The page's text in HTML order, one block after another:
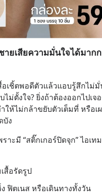
ยเสียความมั่นใจได้มาก
อเชิ้ตพอดีตัวแล้วแอบรู้สึกไม่มั่
ไม่ตั้งใจ? ยิ่งถ้าต้องออกไปเจ
ห้ไม่กล้าขยับตัวเต็มที่ หรือเ
บัง
ะมี “สติ๊กเกอร์ปิดจุก” ไอเท
สื้อรัดรูป
ฟิตเนส หรือเดินทางทั้งวัน